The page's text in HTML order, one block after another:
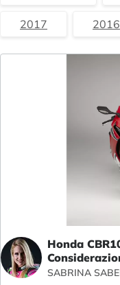
2017 2016
Honda
SABRINA